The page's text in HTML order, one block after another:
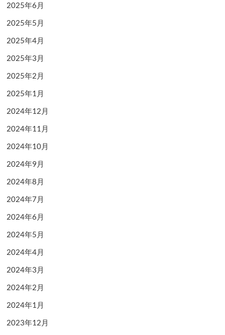
2025年6月
2025年5月
2025年4月
2025年3月
2025年2月
2025年1月
2024年12月
2024年11月
2024年10月
2024年9月
2024年8月
2024年7月
2024年6月
2024年5月
2024年4月
2024年3月
2024年2月
2024年1月
2023年12月